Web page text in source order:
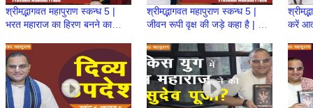
श्रीमद्भागवत महापुराण स्कन्ध 5 |
भरत महाराज का हिरण बनने का
Mukund Prabhu
श्रीमद्भागवत महापुराण स्कन्ध 5 |
जीवन रूपी वृक्ष की जड़े कहा है | BP
Prabhu
करें